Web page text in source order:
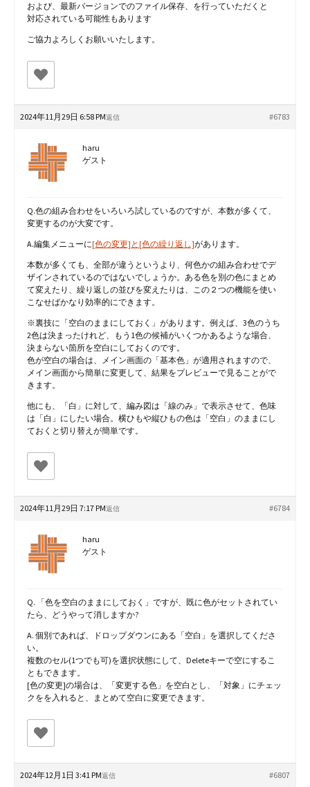
および、最新バージョンでのファイル保存、を行っていただくと
対応されている可能性もあります
ご協力よろしくお願いいたします。
2024年11月29日 6:58 PM #6783
返信
haru
ゲスト
Q.色の組み合わせをいろいろ試しているのですが、本数が多くて、
変更するのが大変です。
A.編集メニューに[色の変更]と[色の繰り返し]があります。
本数が多くても、全部が違うというより、何色かの組み合わせでデ
ザインされているのではないでしょうか。ある色を別の色にまとめ
て変えたり、繰り返しの並びを変えたりは、この２つの機能を使い
こなせばかなり効率的にできます。
※裏技に「空白のままにしておく」があります。例えば、3色のうち
2色は決まったけれど、もう1色の候補がいくつかあるような場合、
決まらない箇所を空白にしておくのです。
色が空白の場合は、メイン画面の「基本色」が適用されますので、
メイン画面から簡単に変更して、結果をプレビューで見ることがで
きます。
他にも、「白」に対して、編み図は「線のみ」で表示させて、色味
は「白」にしたい場合。横ひもや縦ひもの色は「空白」のままにし
ておくと切り替えが簡単です。
2024年11月29日 7:17 PM #6784
返信
haru
ゲスト
Q. 「色を空白のままにしておく」ですが、既に色がセットされてい
たら、どうやって消しますか?
A. 個別であれば、ドロップダウンにある「空白」を選択してくださ
い。
複数のセル(1つでも可)を選択状態にして、Deleteキーで空にするこ
ともできます。
[色の変更]の場合は、「変更する色」を空白とし、「対象」にチェッ
クをを入れると、まとめて空白に変更できます。
2024年12月1日 3:41 PM #6807
返信